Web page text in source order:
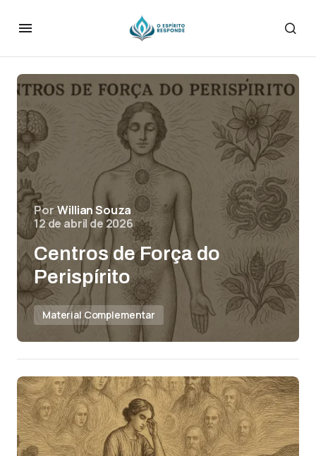
Por Willian Souza
12 de abril de 2026
Centros de Força do
Perispírito
Material Complementar